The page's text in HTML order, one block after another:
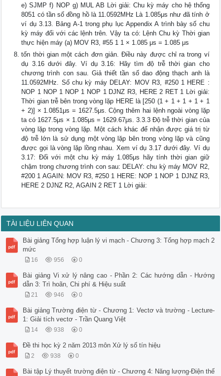
e) SJMP f) NOP g) MUL AB Lời giải: Chu kỳ máy cho hệ thống
8051 có tần số đồng hồ là 11.0592MHz Là 1.085μs như đã tính ở
ví dụ 3.13. Bảng A-1 trong phụ lục Appendix A trình bày số chu
kỳ máy đối với các lệnh trên. Vậy ta có: Lệnh Chu kỳ Thời gian
thực hiện máy (a) MOV R3, #55 1 1 × 1.085 μs = 1.085 μs
tốn thời gian một cách đơn giản. Điều này được chỉ ra trong ví
dụ 3.16 dưới đây. Ví dụ 3.16: Hãy tìm độ trễ thời gian cho
chương trình con sau. Giả thiết tần số dao động thạch anh là
11.0592MHz. Số chu kỳ máy DELAY: MOV R3, #250 1 HERE :
NOP 1 NOP 1 NOP 1 NOP 1 DJNZ R3, HERE 2 RET 1 Lời giải:
Thời gian trễ bên trong vòng lặp HERE là [250 (1 + 1 + 1 + 1 + 1
+ 2)] × 1.0851μs = 1627.5μs. Cộng thêm hai lệnh ngoài vòng lặp
ta có 1627.5μs × 1.085μs = 1629.67μs. 3.3.3 Độ trễ thời gian của
vòng lặp trong vòng lặp. Một cách khác để nhận được giá trị từ
độ trễ lớn là sử dụng một vòng lặp bên trong vòng lặp và cũng
được gọi là vòng lặp lồng nhau. Xem ví dụ 3.17 dưới đây. Ví dụ
3.17: Đối với một chu kỳ máy 1.085μs hãy tính thời gian giữ
chậm trong chương trình con sau: DELAY: chu kỳ máy MOV R2,
#200 1 AGAIN: MOV R3, #250 1 HERE: NOP 1 NOP 1 DJNZ R3,
HERE 2 DJNZ R2, AGAIN 2 RET 1 Lời giải:
TÀI LIỆU LIÊN QUAN
Bài giảng Tổng hợp luận lý vi mạch - Chương 3: Tổng hợp mạch 2
mức
16 956 0
Bài giảng Vi xử lý nâng cao - Phần 2: Các hướng dẫn - Hướng
dẫn 3: Trì hoãn, Chi phí & Hiệu suất
21 946 0
Bài giảng Trường điện từ - Chương 1: Vectơ và trường - Lecture-
1: Giải tích vectơ - Trần Quang Việt
14 938 0
Đề thi học kỳ 2 năm 2013 môn Xử lý số tín hiệu
2 938 0
Bài tập Lý thuyết trường điện từ - Chương 4: Năng lượng-Điện thế